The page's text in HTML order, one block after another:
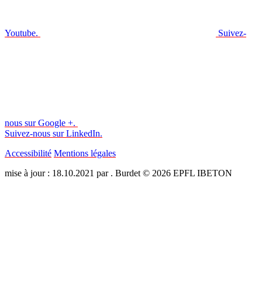
Youtube. Suivez-
nous sur Google +.
Suivez-nous sur LinkedIn.
Accessibilité Mentions légales
mise à jour : 18.10.2021 par . Burdet © 2026 EPFL IBETON